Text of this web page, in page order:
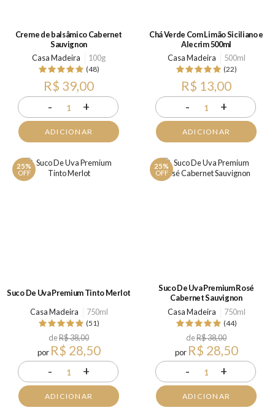
Creme de balsâmico Cabernet
Sauvignon
Casa Madeira
100g
(48)
R$ 39,00
- 1 +
ADICIONAR
Chá Verde Com Limão Siciliano e
Alecrim 500ml
Casa Madeira
500ml
(22)
R$ 13,00
- 1 +
ADICIONAR
25%
OFF
Suco De Uva Premium Tinto Merlot
Casa Madeira
750ml
(51)
deR$ 38,00
por R$ 28,50
- 1 +
ADICIONAR
25%
OFF
Suco De Uva Premium Rosé
Cabernet Sauvignon
Casa Madeira
750ml
(44)
deR$ 38,00
por R$ 28,50
- 1 +
ADICIONAR